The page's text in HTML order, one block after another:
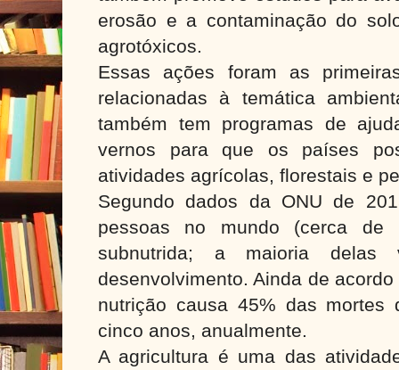
erosão e a contaminação do
agrotóxicos.
Essas ações foram as
relacionadas à temática
também tem programas de
vernos para que os países
atividades agrícolas, florestais e
Segundo dados da ONU de
pessoas no mundo (cerca de
subnutrida; a maioria
desenvolvimento. Ainda de
nutrição causa 45% das mortes
cinco anos, anualmente.
A agricultura é uma das